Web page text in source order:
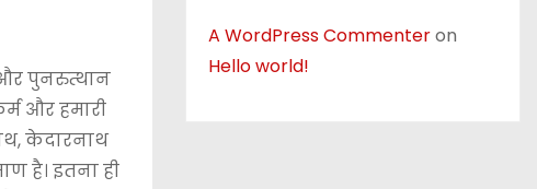
पुनरुत्थान
और हमारी
केदारनाथ
है। इतना ही
A WordPress Commenteron
Hello world!